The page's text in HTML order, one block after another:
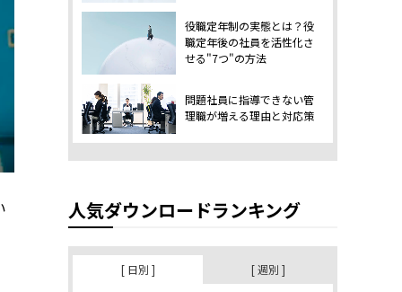
役職定年制の実態とは？役
職定年後の社員を活性化さ
せる"7つ"の方法
問題社員に指導できない管
理職が増える理由と対応策
人気ダウンロードランキング
[ 日別 ] [ 週別 ]